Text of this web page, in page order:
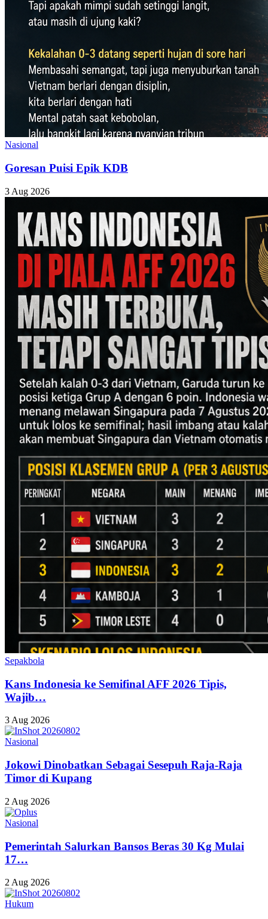
Nasional
Goresan Puisi Epik KDB
3 Aug 2026
Sepakbola
Kans Indonesia ke Semifinal AFF 2026 Tipis,
Wajib…
3 Aug 2026
Nasional
Jokowi Dinobatkan Sebagai Sesepuh Raja-Raja
Timor di Kupang
2 Aug 2026
Nasional
Pemerintah Salurkan Bansos Beras 30 Kg Mulai
17…
2 Aug 2026
Hukum